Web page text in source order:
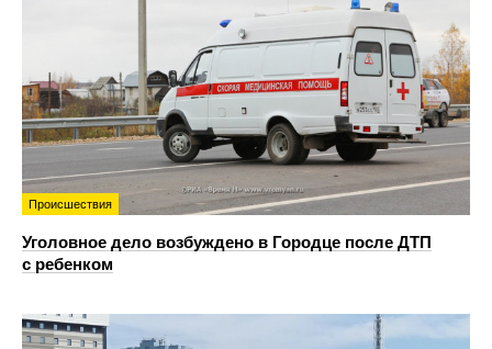
Происшествия
Уголовное дело возбуждено в Городце после ДТП
с ребенком